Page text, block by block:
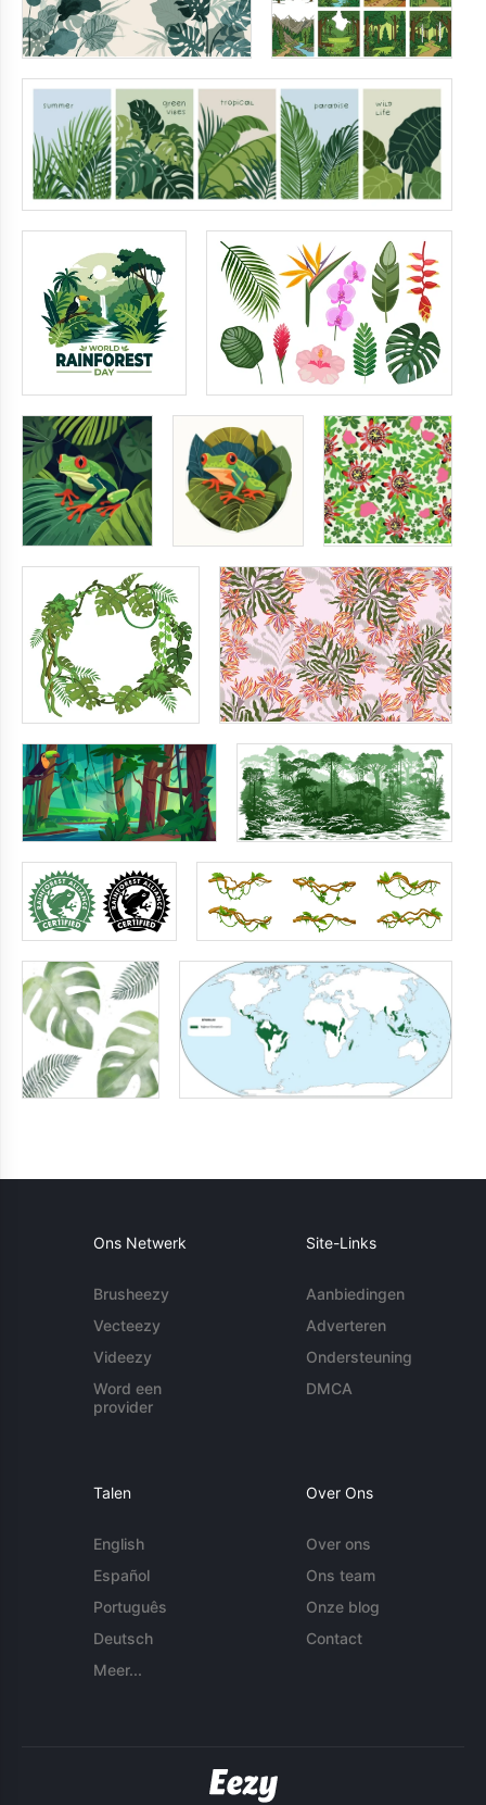
Ons Netwerk
Brusheezy
Vecteezy
Videezy
Word een
provider
Site-Links
Aanbiedingen
Adverteren
Ondersteuning
DMCA
Talen
English
Español
Português
Deutsch
Meer...
Over Ons
Over ons
Ons team
Onze blog
Contact